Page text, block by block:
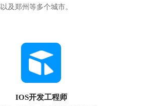
及郑州等多个城市。
IOS开发工程师